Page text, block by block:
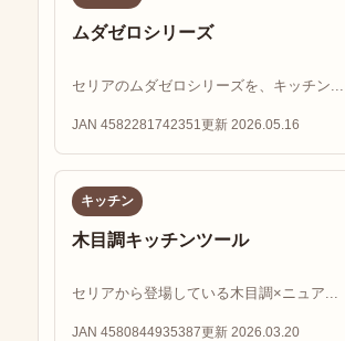
ムダゼロシリーズ
セリアのムダゼロシリーズを、キッチン...
JAN 4582281742351 更新 2026.05.16
キッチン
木目調キッチンツール
セリアから登場している木目調×ニュア...
JAN 4580844935387更新 2026.03.20